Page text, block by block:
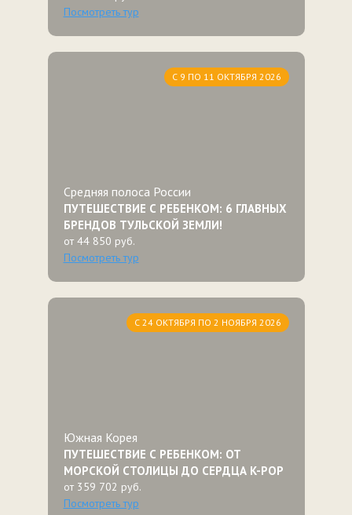
Посмотреть тур
С 9 ПО 11 ОКТЯБРЯ 2026
Средняя полоса России
ПУТЕШЕСТВИЕ С РЕБЕНКОМ: 6 ГЛАВНЫХ
БРЕНДОВ ТУЛЬСКОЙ ЗЕМЛИ!
от 44 850 руб.
Посмотреть тур
С 24 ОКТЯБРЯ ПО 2 НОЯБРЯ 2026
Южная Корея
ПУТЕШЕСТВИЕ С РЕБЕНКОМ: ОТ
МОРСКОЙ СТОЛИЦЫ ДО СЕРДЦА K-POP
от 359 702 руб.
Посмотреть тур